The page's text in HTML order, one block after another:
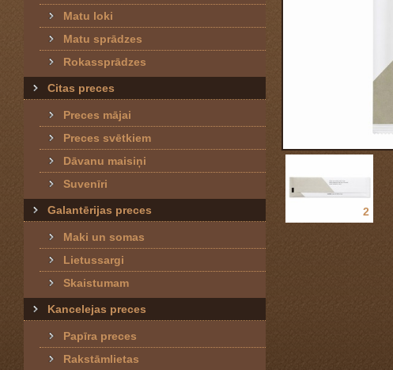
Matu loki
Matu sprādzes
Rokassprādzes
Citas preces
Preces mājai
Preces svētkiem
Dāvanu maisiņi
Suvenīri
Galantērijas preces
Maki un somas
Lietussargi
Skaistumam
Kancelejas preces
Papīra preces
Rakstāmlietas
2